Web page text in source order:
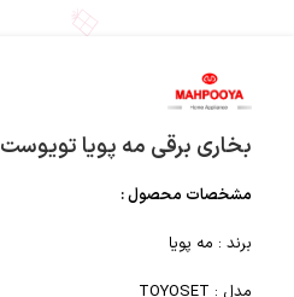
بخاری برقی مه پویا تویوست
مشخصات محصول :
برند : مه پویا
مدل : TOYOSET